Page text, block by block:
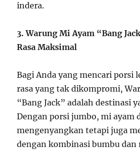
indera.
3. Warung Mi Ayam “Bang
Rasa Maksimal
Bagi Anda yang mencari porsi
rasa yang tak dikompromi,
“Bang Jack” adalah destinasi
Dengan porsi jumbo, mi ayam
mengenyangkan tetapi juga
dengan kombinasi bumbu